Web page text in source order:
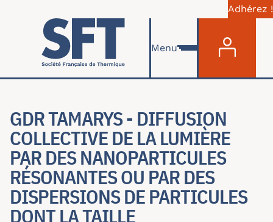
Aller au contenu principal
Adhérez !
Menu
GDR TAMARYS - DIFFUSION
COLLECTIVE DE LA LUMIÈRE
PAR DES NANOPARTICULES
RÉSONANTES OU PAR DES
DISPERSIONS DE PARTICULES
DONT LA TAILLE